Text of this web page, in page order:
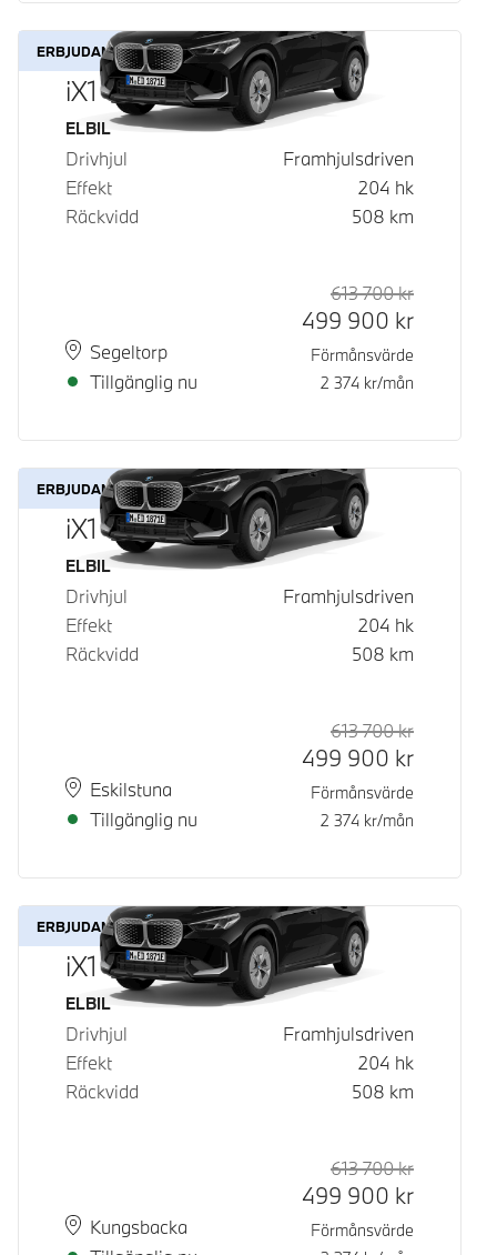
ERBJUDANDE
iX1 eDrive20
Bränsle
ELBIL
Drivhjul
Framhjulsdriven
Effekt
204 hk
Räckvidd
508 km
PlatsSegeltorp
Leveranstid
Tillgänglig nu
Rek. ord
613 700kr
499 900 kr
Förmånsvärde
2 374 kr/mån
ERBJUDANDE
iX1 eDrive20
Bränsle
ELBIL
Drivhjul
Framhjulsdriven
Effekt
204 hk
Räckvidd
508 km
PlatsEskilstuna
Leveranstid
Tillgänglig nu
Rek. ord
613 700kr
499 900 kr
Förmånsvärde
2 374 kr/mån
ERBJUDANDE
iX1 eDrive20
Bränsle
ELBIL
Drivhjul
Framhjulsdriven
Effekt
204 hk
Räckvidd
508 km
PlatsKungsbacka
Leveranstid
Rek. ord
613 700kr
499 900 kr
Förmånsvärde